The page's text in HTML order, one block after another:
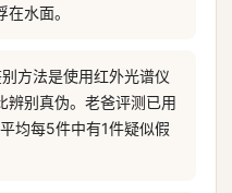
水面。
方法是使用红外光谱仪
辨别真伪。老爸评测已用
均每5件中有1件疑似假